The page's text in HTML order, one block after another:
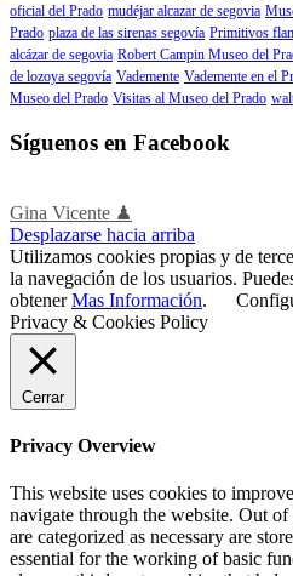
oficial del Prado mudéjar alcazar de segovia
Prado plaza de las sirenas segovía Primitivos
alcázar de segovia Robert Campin Museo del
de lozoya segovía Vademente Vademente en el
Museo del Prado Visitas al Museo del Prado
Síguenos en Facebook
Gina Vicente ♟
Desplazarse hacia arriba
Utilizamos cookies propias y de
la navegación de los usuarios.
obtenerMas Información.
Privacy & Cookies Policy
Cerrar
Privacy Overview
This website uses cookies to
navigate through the website. Out
are categorized as necessary are
essential for the working of basic